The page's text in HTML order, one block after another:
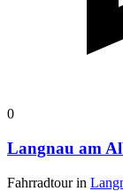
0
Langnau am
Fahrradtour in